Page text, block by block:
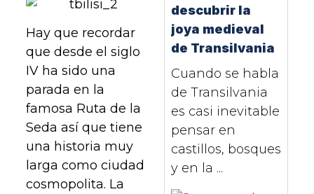
Hay que recordar
que desde el siglo
IV ha sido una
parada en la
famosa Ruta de la
Seda así que tiene
una historia muy
larga como ciudad
cosmopolita. La
descubrir la
joya medieval
de Transilvania
Cuando se habla
de Transilvania
es casi inevitable
pensar en
castillos, bosques
y en la ...